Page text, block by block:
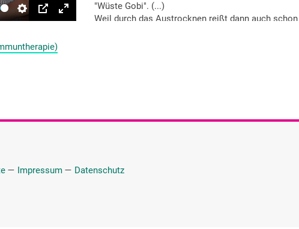
"Wüste Gobi". (...)
Weil durch das Austrocknen reißt dann auch schon
— Impressum — Datenschutz